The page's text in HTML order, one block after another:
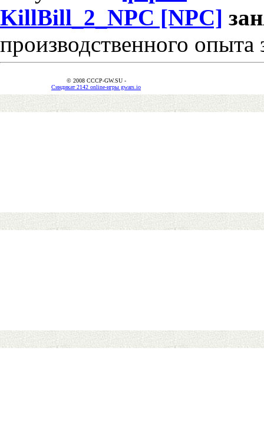
KillBill_2_NPC [NPC]
производственного опыта
© 2008 CCCP-GW.SU -
Синдикат 2142 online-игры gwars.io